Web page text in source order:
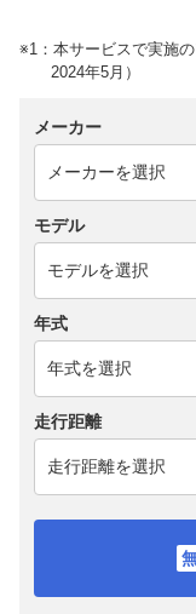
※1：本サービスで実施
2024年5月）
メーカー
モデル
年式
走行距離